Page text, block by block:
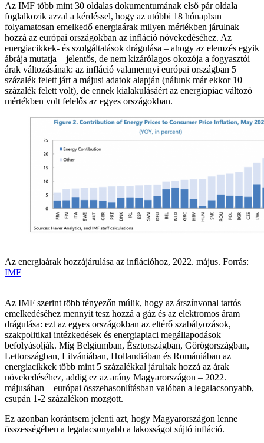
Az IMF több mint 30 oldalas dokumentumának első pár oldala
foglalkozik azzal a kérdéssel, hogy az utóbbi 18 hónapban
folyamatosan emelkedő energiaárak milyen mértékben járulnak
hozzá az európai országokban az infláció növekedéséhez. Az
energiacikkek- és szolgáltatások drágulása – ahogy az elemzés egyik
ábrája mutatja – jelentős, de nem kizárólagos okozója a fogyasztói
árak változásának: az infláció valamennyi európai országban 5
százalék felett járt a májusi adatok alapján (nálunk már ekkor 10
százalék felett volt), de ennek kialakulásáért az energiapiac változó
mértékben volt felelős az egyes országokban.
Az energiaárak hozzájárulása az inflációhoz, 2022. május. Forrás:
IMF
Az IMF szerint több tényezőn múlik, hogy az árszínvonal tartós
emelkedéséhez mennyit tesz hozzá a gáz és az elektromos áram
drágulása: ezt az egyes országokban az eltérő szabályozások,
szakpolitikai intézkedések és energiapiaci megállapodások
befolyásolják. Míg Belgiumban, Észtországban, Görögországban,
Lettországban, Litvániában, Hollandiában és Romániában az
energiacikkek több mint 5 százalékkal járultak hozzá az árak
növekedéséhez, addig ez az arány Magyarországon – 2022.
májusában – európai összehasonlításban valóban a legalacsonyabb,
csupán 1-2 százalékon mozgott.
Ez azonban korántsem jelenti azt, hogy Magyarországon lenne
összességében a legalacsonyabb a lakosságot sújtó infláció.